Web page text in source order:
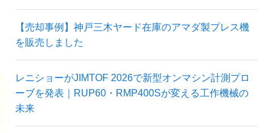
【売却事例】神戸三木ヤード在庫のアマダ製プレス機
を販売しました
レニショーがJIMTOF 2026で新型オンマシン計測プロ
ーブを発表｜RUP60・RMP400Sが変える工作機械の
未来